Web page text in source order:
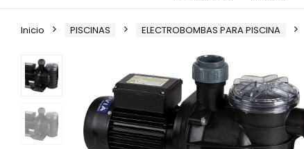
Inicio PISCINAS ELECTROBOMBAS PARA PISCINA